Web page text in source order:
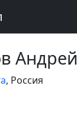
Андрей
, Россия